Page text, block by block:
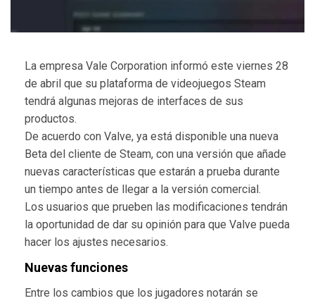
La empresa Vale Corporation informó este viernes 28
de abril que su plataforma de videojuegos Steam
tendrá algunas mejoras de interfaces de sus
productos.
De acuerdo con Valve, ya está disponible una nueva
Beta del cliente de Steam, con una versión que añade
nuevas características que estarán a prueba durante
un tiempo antes de llegar a la versión comercial.
Los usuarios que prueben las modificaciones tendrán
la oportunidad de dar su opinión para que Valve pueda
hacer los ajustes necesarios.
Nuevas funciones
Entre los cambios que los jugadores notarán se